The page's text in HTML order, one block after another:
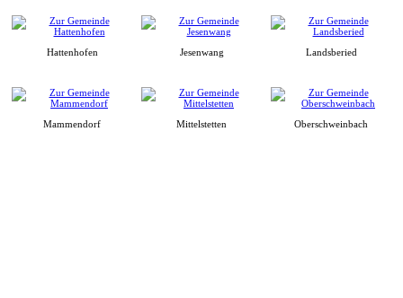
Hattenhofen Jesenwang Landsberied
Mammendorf Mittelstetten Oberschweinbach